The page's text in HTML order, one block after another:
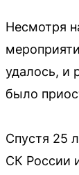
Несмотря
удалось, и
было
Спустя 25
СК России